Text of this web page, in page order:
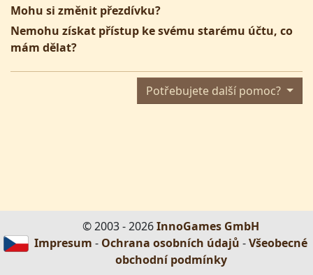
Mohu si změnit přezdívku?
Nemohu získat přístup ke svému starému účtu, co
mám dělat?
Potřebujete další pomoc?
© 2003 - 2026InnoGames GmbH
Impresum - Ochrana osobních údajů -Všeobecné
obchodní podmínky